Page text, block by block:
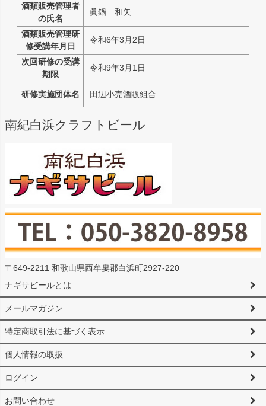
酒類販売管理者
の氏名
眞鍋 和矢
酒類販売管理研
修受講年月日
令和6年3月2日
次回研修の受講
期限
令和9年3月1日
研修実施団体名 田辺小売酒販組合
南紀白浜クラフトビール
〒649-2211 和歌山県西牟婁郡白浜町2927-220
ナギサビールとは
メールマガジン
特定商取引法に基づく表示
個人情報の取扱
ログイン
お問い合わせ